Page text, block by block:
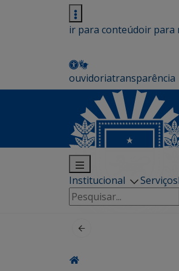
ir para conteúdoir para
ouvidoriatransparência
Institucional Serviços
Pesquisar
por: